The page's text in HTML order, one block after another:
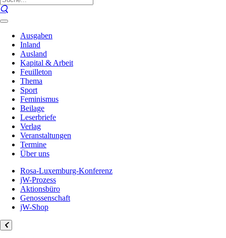
Ausgaben
Inland
Ausland
Kapital & Arbeit
Feuilleton
Thema
Sport
Feminismus
Beilage
Leserbriefe
Verlag
Veranstaltungen
Termine
Über uns
Rosa-Luxemburg-Konferenz
jW-Prozess
Aktionsbüro
Genossenschaft
jW-Shop